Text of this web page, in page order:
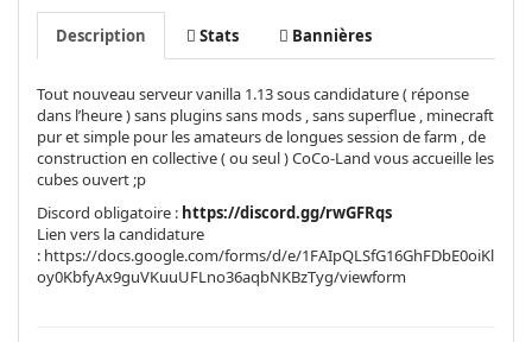
Description Stats Bannières
Tout nouveau serveur vanilla 1.13 sous candidature ( réponse
dans l’heure ) sans plugins sans mods , sans superflue , minecraft
pur et simple pour les amateurs de longues session de farm , de
construction en collective ( ou seul ) CoCo-Land vous accueille les
cubes ouvert ;p
Discord obligatoire : https://discord.gg/rwGFRqs
Lien vers la candidature
: https://docs.google.com/forms/d/e/1FAIpQLSfG16GhFDbE0oiKl
oy0KbfyAx9guVKuuUFLno36aqbNKBzTyg/viewform